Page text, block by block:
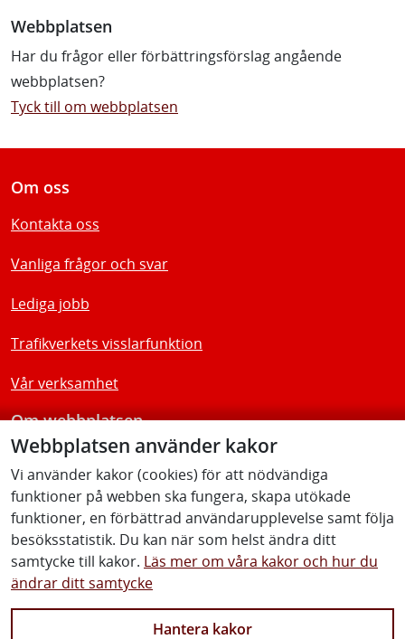
Webbplatsen använder kakor
Vi använder kakor (cookies) för att nödvändiga
funktioner på webben ska fungera, skapa utökade
funktioner, en förbättrad användarupplevelse samt följa
besöksstatistik. Du kan när som helst ändra ditt
samtycke till kakor. Läs mer om våra kakor och hur du
ändrar ditt samtycke
Hantera kakor
Webbplatsen
Har du frågor eller förbättringsförslag angående
webbplatsen?
Tyck till om webbplatsen
Om oss
Kontakta oss
Vanliga frågor och svar
Lediga jobb
Trafikverkets visslarfunktion
Vår verksamhet
Om webbplatsen
Tillgänglighetsredogörelse
Följ oss
Facebook Youtube